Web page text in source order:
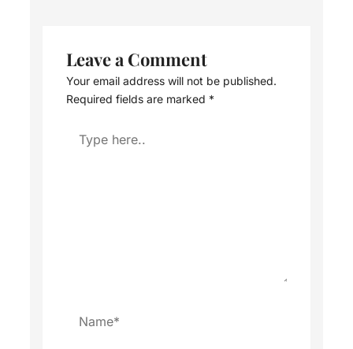
Leave a Comment
Your email address will not be published.
Required fields are marked *
Type
here..
Name*